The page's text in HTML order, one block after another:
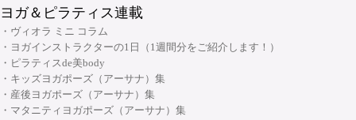
大阪府大阪市中央区安土町2-5-5 本町明大ビル3F
TEL: 06-6926-8422
プコース
・ヨガ指導者向け：個人プログラミングコース～症例別・目的別プログラ
ムの組み方～
・ヨガ指導者向け：アジャストメント＆モディフィケーションスキルアッ
プコース
ヨガ＆ピラティス連載
・ヴィオラ ミニ コラム
・ヨガインストラクターの1日（1週間分をご紹介します！）
・ピラティスde美body
・キッズヨガポーズ（アーサナ）集
・産後ヨガポーズ（アーサナ）集
・マタニティヨガポーズ（アーサナ）集